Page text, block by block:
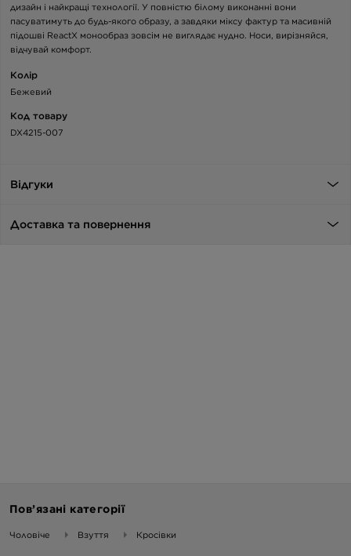
дизайн і найкращі технології. У повністю білому виконанні вони
пасуватимуть до будь-якого образу, а завдяки міксу фактур та масивній
підошві ReactX монообраз зовсім не виглядає нудно. Носи, вирізняйся,
відчувай комфорт.
Колір
Бежевий
Код товару
DX4215-007
Відгуки
Доставка та повернення
Пов’язані категорії
Чоловіче Взуття Кросівки